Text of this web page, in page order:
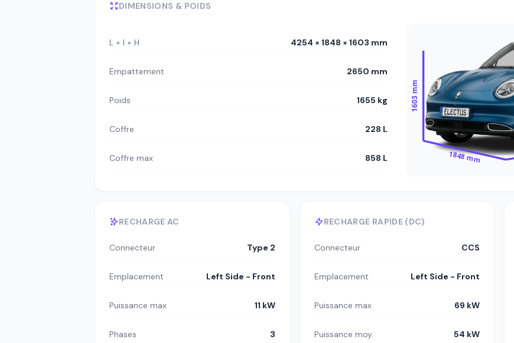
DIMENSIONS & POIDS
L × l × H 4254 × 1848 × 1603 mm
Empattement 2650 mm
Poids 1655 kg
Coffre 228 L
Coffre max 858 L
1603 mm
1848 mm
RECHARGE AC
Connecteur Type 2
Emplacement Left Side - Front
Puissance max 11 kW
Phases 3
RECHARGE RAPIDE (DC)
Connecteur CCS
Emplacement Left Side - Front
Puissance max 69 kW
Puissance moy. 54 kW